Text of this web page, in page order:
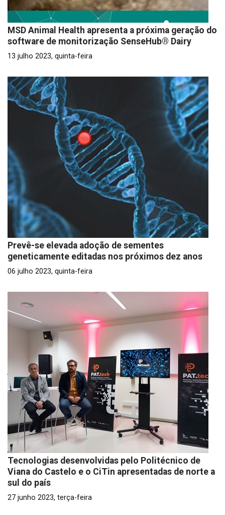
MSD Animal Health apresenta a próxima geração do
software de monitorização SenseHub® Dairy
13 julho 2023, quinta-feira
Prevê-se elevada adoção de sementes
geneticamente editadas nos próximos dez anos
06 julho 2023, quinta-feira
Tecnologias desenvolvidas pelo Politécnico de
Viana do Castelo e o CiTin apresentadas de norte a
sul do país
27 junho 2023, terça-feira